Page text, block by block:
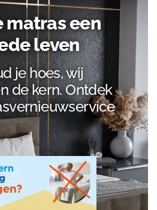
matras een
leven
je hoes, wij
de kern. Ontdek